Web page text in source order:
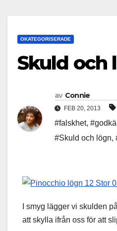
OKATEGORISERADE
Skuld och
av Connie
FEB 20, 2013
#falskhet,
#Skuld och lögn,
I smyg lägger vi skulden
att skylla ifrån oss för att